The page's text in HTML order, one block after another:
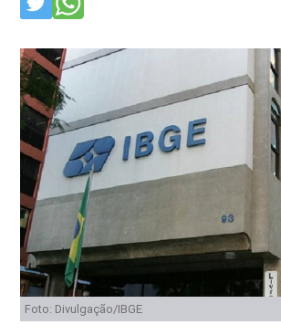
Foto: Divulgação/IBGE